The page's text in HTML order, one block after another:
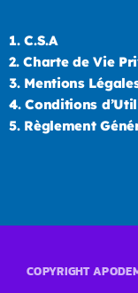
1. C.S.A
2. Charte de Vie
3. Mentions
4. Conditions
5. Règlement
COPYRIGHT